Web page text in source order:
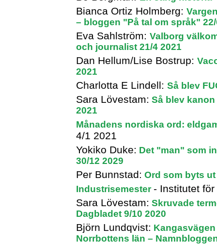
Bianca Ortiz Holmberg:
– bloggen "På tal om språk"
Eva Sahlström: Valborg
och journalist 21/4 2021
Dan Hellum/Lise Bostrup:
2021
Charlotta E Lindell: Så blev
Sara Lövestam: Så blev
2021
Månadens nordiska ord:
4/1 2021
Yokiko Duke: Det "man" som
30/12 2029
Per Bunnstad: Ord som byts
Industrisemester - Institutet
Sara Lövestam: Skruvade
Dagbladet 9/10 2020
Björn Lundqvist:
Norrbottens län –